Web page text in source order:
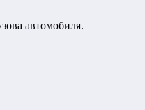
автомобиля.